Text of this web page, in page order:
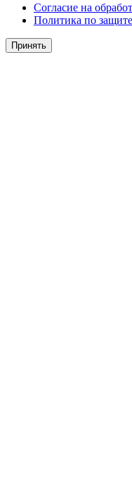
Согласие на
Политика по
Принять